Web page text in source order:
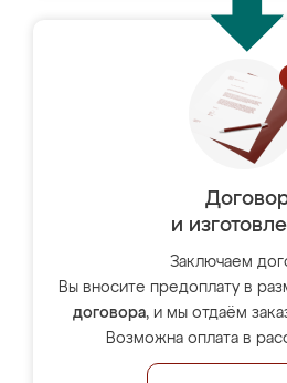
и
Заключаем
Вы вносите предоплату в
договора, и мы отдаём
Возможна оплата в